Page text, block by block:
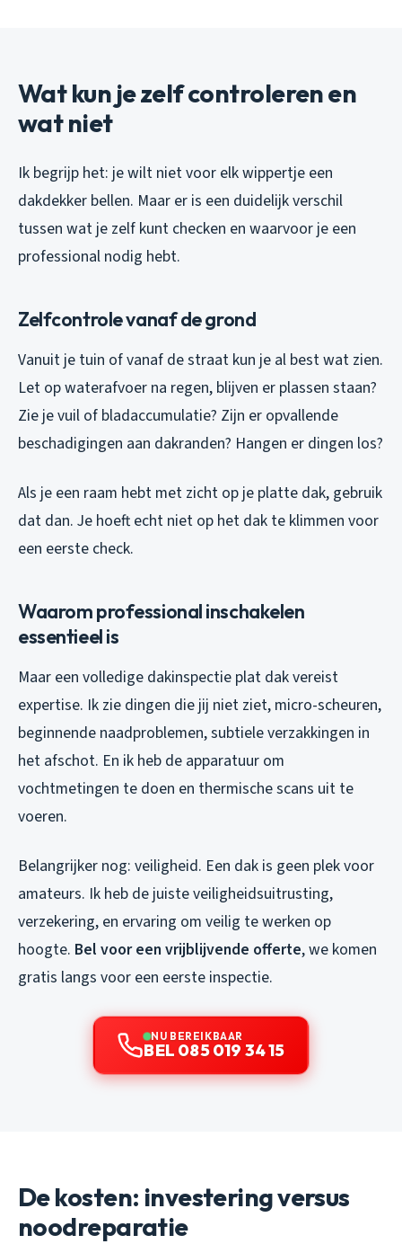
Wat kun je zelf controleren en
wat niet
Ik begrijp het: je wilt niet voor elk wippertje een
dakdekker bellen. Maar er is een duidelijk verschil
tussen wat je zelf kunt checken en waarvoor je een
professional nodig hebt.
Zelfcontrole vanaf de grond
Vanuit je tuin of vanaf de straat kun je al best wat zien.
Let op waterafvoer na regen, blijven er plassen staan?
Zie je vuil of bladaccumulatie? Zijn er opvallende
beschadigingen aan dakranden? Hangen er dingen los?
Als je een raam hebt met zicht op je platte dak, gebruik
dat dan. Je hoeft echt niet op het dak te klimmen voor
een eerste check.
Waarom professional inschakelen
essentieel is
Maar een volledige dakinspectie plat dak vereist
expertise. Ik zie dingen die jij niet ziet, micro-scheuren,
beginnende naadproblemen, subtiele verzakkingen in
het afschot. En ik heb de apparatuur om
vochtmetingen te doen en thermische scans uit te
voeren.
Belangrijker nog: veiligheid. Een dak is geen plek voor
amateurs. Ik heb de juiste veiligheidsuitrusting,
verzekering, en ervaring om veilig te werken op
hoogte. Bel voor een vrijblijvende offerte, we komen
gratis langs voor een eerste inspectie.
NU BEREIKBAAR
BEL 085 019 34 15
De kosten: investering versus
noodreparatie